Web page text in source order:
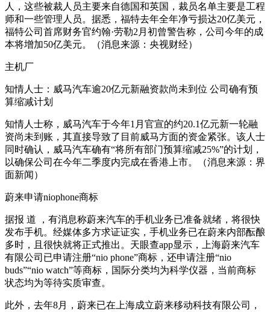
人，这些被裁人员主要来自德国和英国，裁员名单主要是工程
师和一些管理人员。据悉，福特去年全年净亏损达20亿美元，
福特公司首席财务官约翰·劳勒2月初曾警告称，公司今年的成
本将增加50亿美元。（消息来源：央视财经）
主机厂
知情人士：威马汽车逾20亿元新融资款尚未到位 公司确有预
算缩减计划
知情人士称，威马汽车于今年1月官宣的约20.1亿元新一轮融
资尚未到账，其直接导致了目前威马方面的资金紧张。该人士
同时确认，威马汽车确有“将所有部门预算缩减25%”的计划，
以确保公司在今年二季度内完成在香港上市。（消息来源：界
面新闻）
蔚来申请niophone商标
据报 道 ，有消息称蔚来汽车的手机业务已准备就绪，将很快
发布手机。经媒体多方求证证实，手机业务已在蔚来内部酝酿
多时，且很快就将正式推出。天眼查app显示，上海蔚来汽车
有限公司已申请注册“nio phone”商标，还申请注册“nio
buds”“nio watch”等商标，国际分类均为科学仪器，当前商标
状态均为等待实质审查。
此外，去年8月，蔚来已在上海成立蔚来移动科技有限公司，